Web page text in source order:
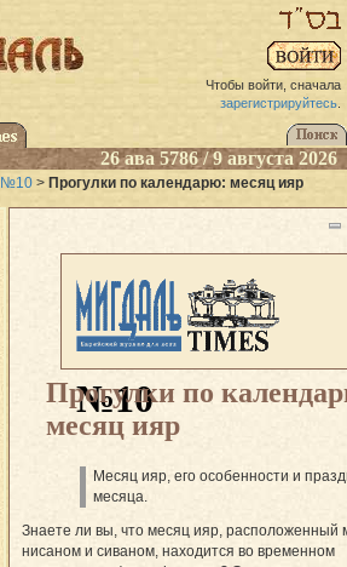
Чтобы войти, сначала
зарегистрируйтесь.
26 ава 5786 / 9 августа 2026
№10 > Прогулки по календарю: месяц ияр
№10
Прогулки по
месяц ияр
Месяц ияр, его особенности и
месяца.
Знаете ли вы, что месяц ияр, расположенный
нисаном и сиваном, находится во временном